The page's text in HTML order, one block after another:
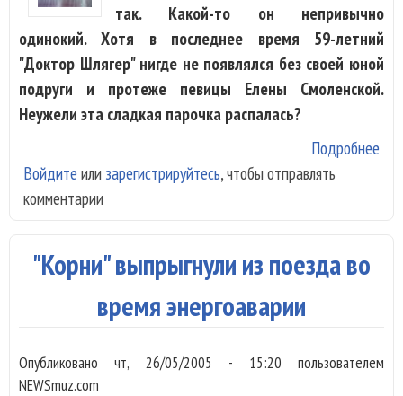
так. Какой-то он непривычно
одинокий. Хотя в последнее время 59-летний
"Доктор Шлягер" нигде не появлялся без своей юной
подруги и протеже певицы Елены Смоленской.
Неужели эта сладкая парочка распалась?
Подробнее
Войдите или зарегистрируйтесь, чтобы отправлять
комментарии
"Корни" выпрыгнули из поезда во
время энергоаварии
Опубликованочт, 26/05/2005 - 15:20 пользователем
NEWSmuz.com